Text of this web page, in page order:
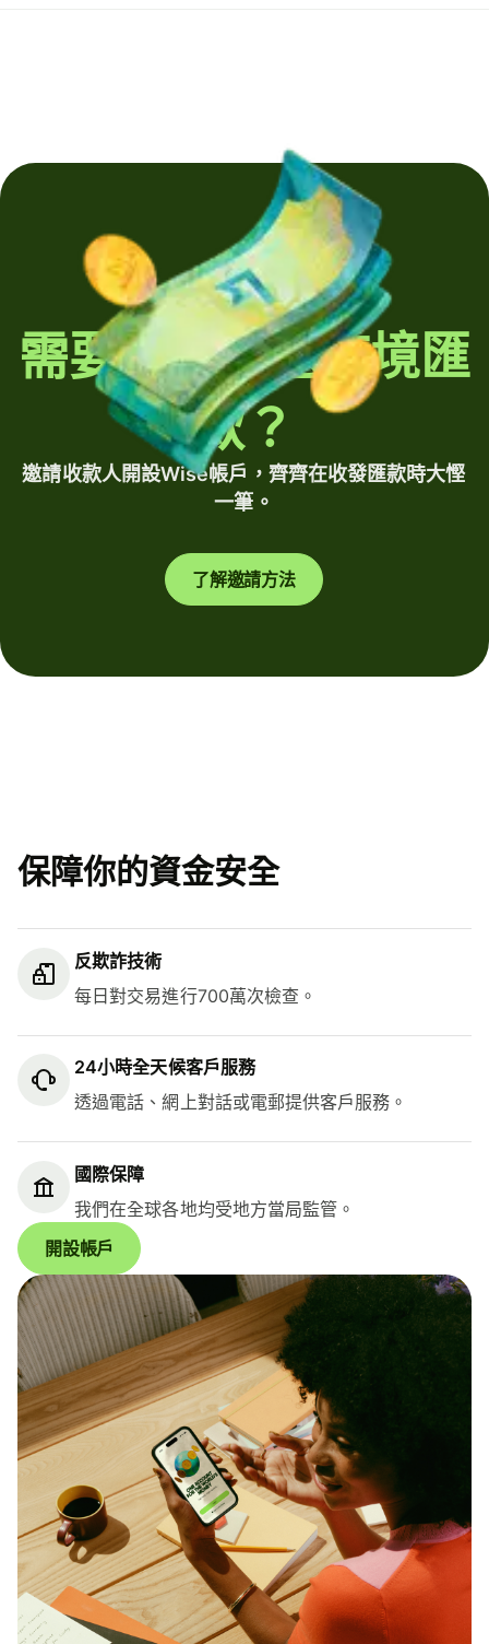
需要定期發送跨境匯
款？
邀請收款人開設Wise帳戶，齊齊在收發匯款時大慳
一筆。
了解邀請方法
保障你的資金安全
反欺詐技術
每日對交易進行700萬次檢查。
24小時全天候客戶服務
透過電話、網上對話或電郵提供客戶服務。
國際保障
我們在全球各地均受地方當局監管。
開設帳戶